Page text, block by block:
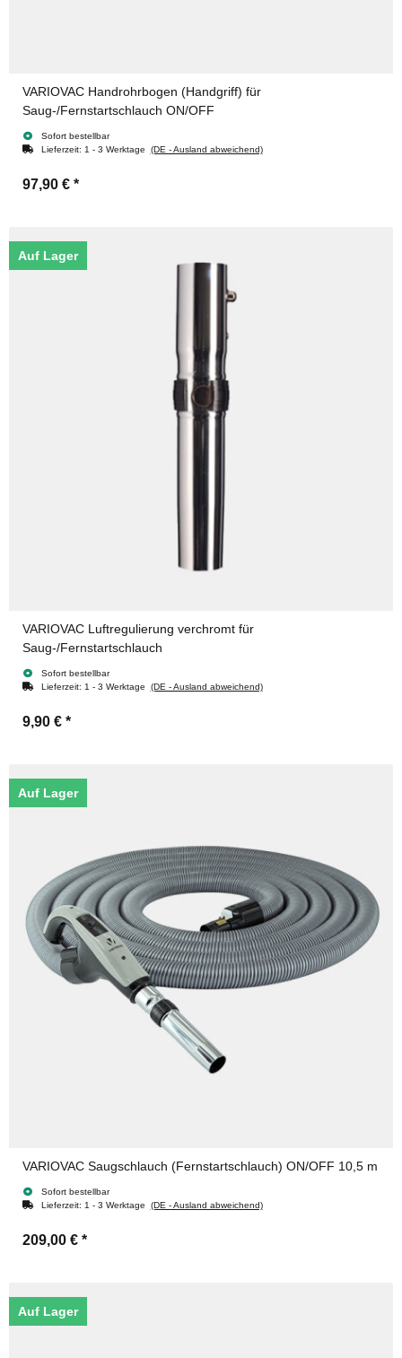
VARIOVAC Handrohrbogen (Handgriff) für
Saug-/Fernstartschlauch ON/OFF
Sofort bestellbar
Lieferzeit: 1 - 3 Werktage (DE - Ausland abweichend)
97,90 € *
Auf Lager
VARIOVAC Luftregulierung verchromt für
Saug-/Fernstartschlauch
Sofort bestellbar
Lieferzeit: 1 - 3 Werktage (DE - Ausland abweichend)
9,90 € *
Auf Lager
VARIOVAC Saugschlauch (Fernstartschlauch) ON/OFF 10,5 m
Sofort bestellbar
Lieferzeit: 1 - 3 Werktage (DE - Ausland abweichend)
209,00 € *
Auf Lager